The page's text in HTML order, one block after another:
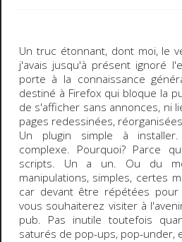
Un truc étonnant, dont moi, le
j'avais jusqu'à présent ignoré
porte à la connaissance
destiné à Firefox qui bloque la
de s'afficher sans annonces, ni
pages redessinées,
Un plugin simple à installer.
complexe. Pourquoi? Parce
scripts. Un a un. Ou du
manipulations, simples, certes
car devant être répétées
vous souhaiterez visiter à
pub. Pas inutile toutefois
saturés de pop-ups, pop-under,